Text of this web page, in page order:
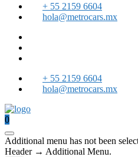
+ 55 2159 6604
hola@metrocars.mx
+ 55 2159 6604
hola@metrocars.mx
0
Additional menu has not been
Header → Additional Menu.